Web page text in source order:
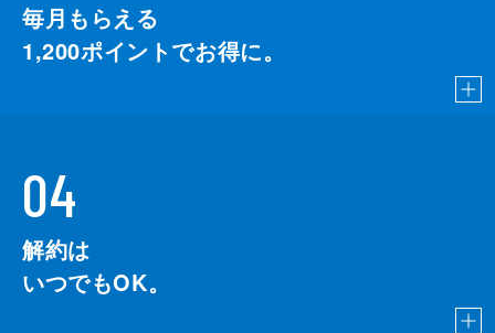
毎月もらえる
1,200ポイントでお得に。
04
解約は
いつでもOK。